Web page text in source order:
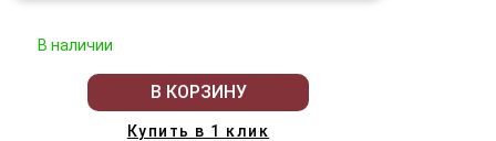
В наличии
В КОРЗИНУ
Купить в 1 клик